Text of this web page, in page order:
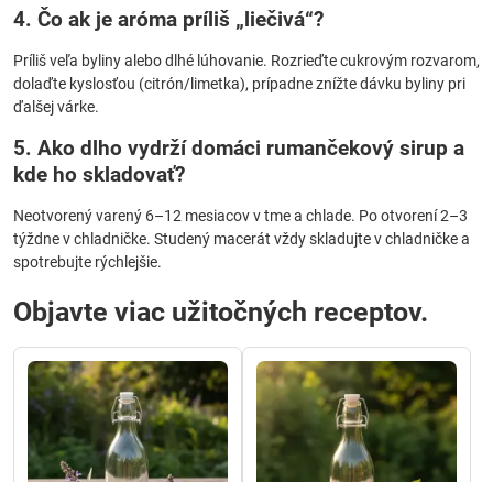
4. Čo ak je aróma príliš „liečivá“?
Príliš veľa byliny alebo dlhé lúhovanie. Rozrieďte cukrovým rozvarom,
dolaďte kyslosťou (citrón/limetka), prípadne znížte dávku byliny pri
ďalšej várke.
5. Ako dlho vydrží domáci rumančekový sirup a
kde ho skladovať?
Neotvorený varený 6–12 mesiacov v tme a chlade. Po otvorení 2–3
týždne v chladničke. Studený macerát vždy skladujte v chladničke a
spotrebujte rýchlejšie.
Objavte viac užitočných receptov.